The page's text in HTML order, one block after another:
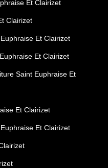
Et Clairizet
Clairizet
Et Clairizet
Et Clairizet
Saint Euphraise Et
Et Clairizet
Et Clairizet